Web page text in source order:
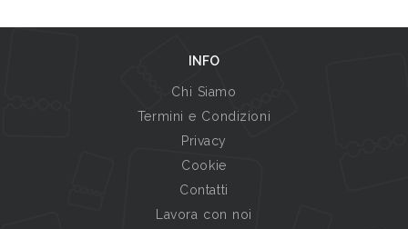
INFO
Chi Siamo
Termini e Condizioni
Privacy
Cookie
Contatti
Lavora con noi